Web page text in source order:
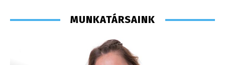
MUNKATÁRSAINK